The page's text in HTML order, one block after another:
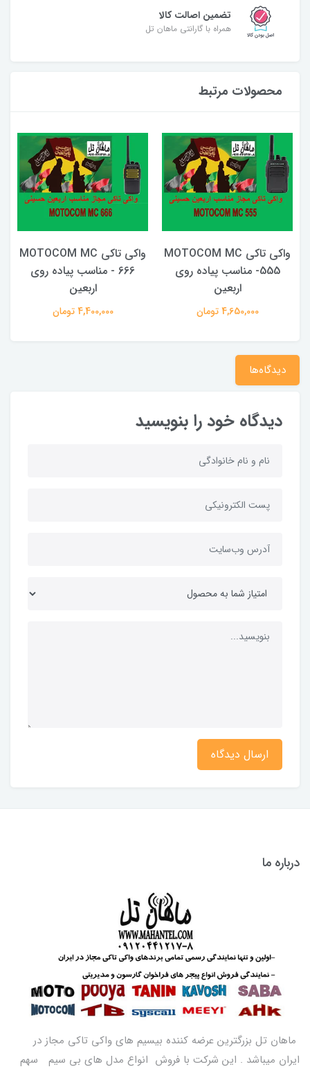
تضمین اصالت کالا
همراه با گارانتی ماهان تل
محصولات مرتبط
واکی تاکی MOTOCOM MC
666 - مناسب پیاده روی
اربعین
4,400,000 تومان
ساعت گیرنده پیجر SOLT
30,000,000 تومان
دیدگاه‌ها
دیدگاه خود را بنویسید
ارسال دیدگاه
درباره ما
ماهان تل بزرگترین عرضه کننده بیسیم های واکی تاکی مجاز در
ایران میباشد . این شرکت با فروش انواع مدل های بی سیم سهم